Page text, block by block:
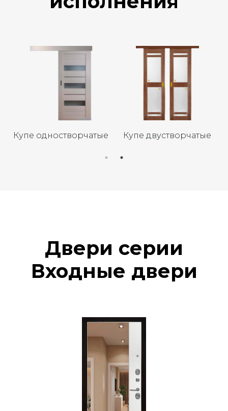
Купе одностворчатые Купе двустворчатые
Двери серии
Входные двери